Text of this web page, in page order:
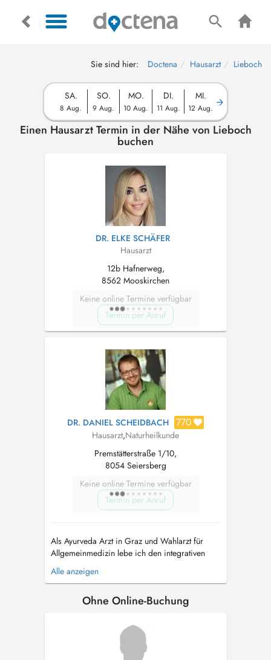
Sie sind hier: Doctena Hausarzt Lieboch
SA.
8 Aug.
SO.
9 Aug.
MO.
10 Aug.
DI.
11 Aug.
MI.
12 Aug.
Einen Hausarzt Termin in der Nähe von Lieboch
buchen
DR. ELKE SCHÄFER
Hausarzt
12b Hafnerweg,
8562 Mooskirchen
Keine online Termine verfügbar
Termin per Anruf
DR. DANIEL SCHEIDBACH 770
Hausarzt,Naturheilkunde
Premstätterstraße 1/10,
8054 Seiersberg
Keine online Termine verfügbar
Termin per Anruf
Als Ayurveda Arzt in Graz und Wahlarzt für
Allgemeinmedizin lebe ich den integrativen
Ansatz der Naturheilkunde aus Indien. Der
Ayurveda dient zur Krankheitsprophylaxe und
auch Jahrtausende an Erfahrung zu Ernährung
Alle anzeigen
Ohne Online-Buchung